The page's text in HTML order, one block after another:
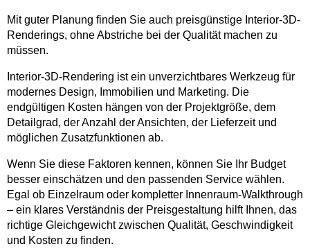
Mit guter Planung finden Sie auch preisgünstige Interior-3D-
Renderings, ohne Abstriche bei der Qualität machen zu
müssen.
Interior-3D-Rendering ist ein unverzichtbares Werkzeug für
modernes Design, Immobilien und Marketing. Die
endgültigen Kosten hängen von der Projektgröße, dem
Detailgrad, der Anzahl der Ansichten, der Lieferzeit und
möglichen Zusatzfunktionen ab.
Wenn Sie diese Faktoren kennen, können Sie Ihr Budget
besser einschätzen und den passenden Service wählen.
Egal ob Einzelraum oder kompletter Innenraum-Walkthrough
– ein klares Verständnis der Preisgestaltung hilft Ihnen, das
richtige Gleichgewicht zwischen Qualität, Geschwindigkeit
und Kosten zu finden.